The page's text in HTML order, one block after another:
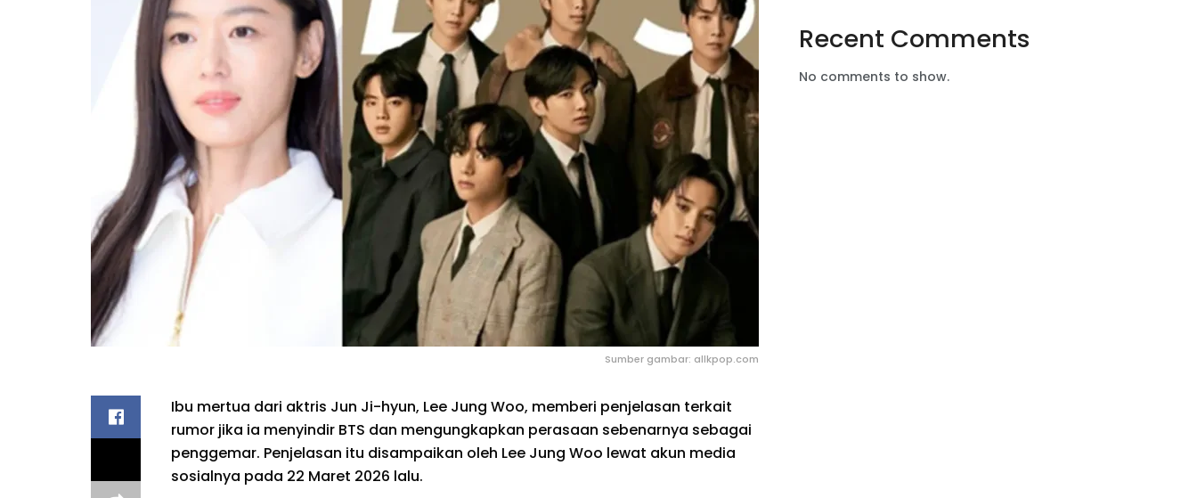
Sumber gambar: allkpop.com
Ibu mertua dari aktris Jun Ji-hyun, Lee Jung Woo, memberi penjelasan terkait
rumor jika ia menyindir BTS dan mengungkapkan perasaan sebenarnya sebagai
penggemar. Penjelasan itu disampaikan oleh Lee Jung Woo lewat akun media
sosialnya pada 22 Maret 2026 lalu.
Recent Comments
No comments to show.